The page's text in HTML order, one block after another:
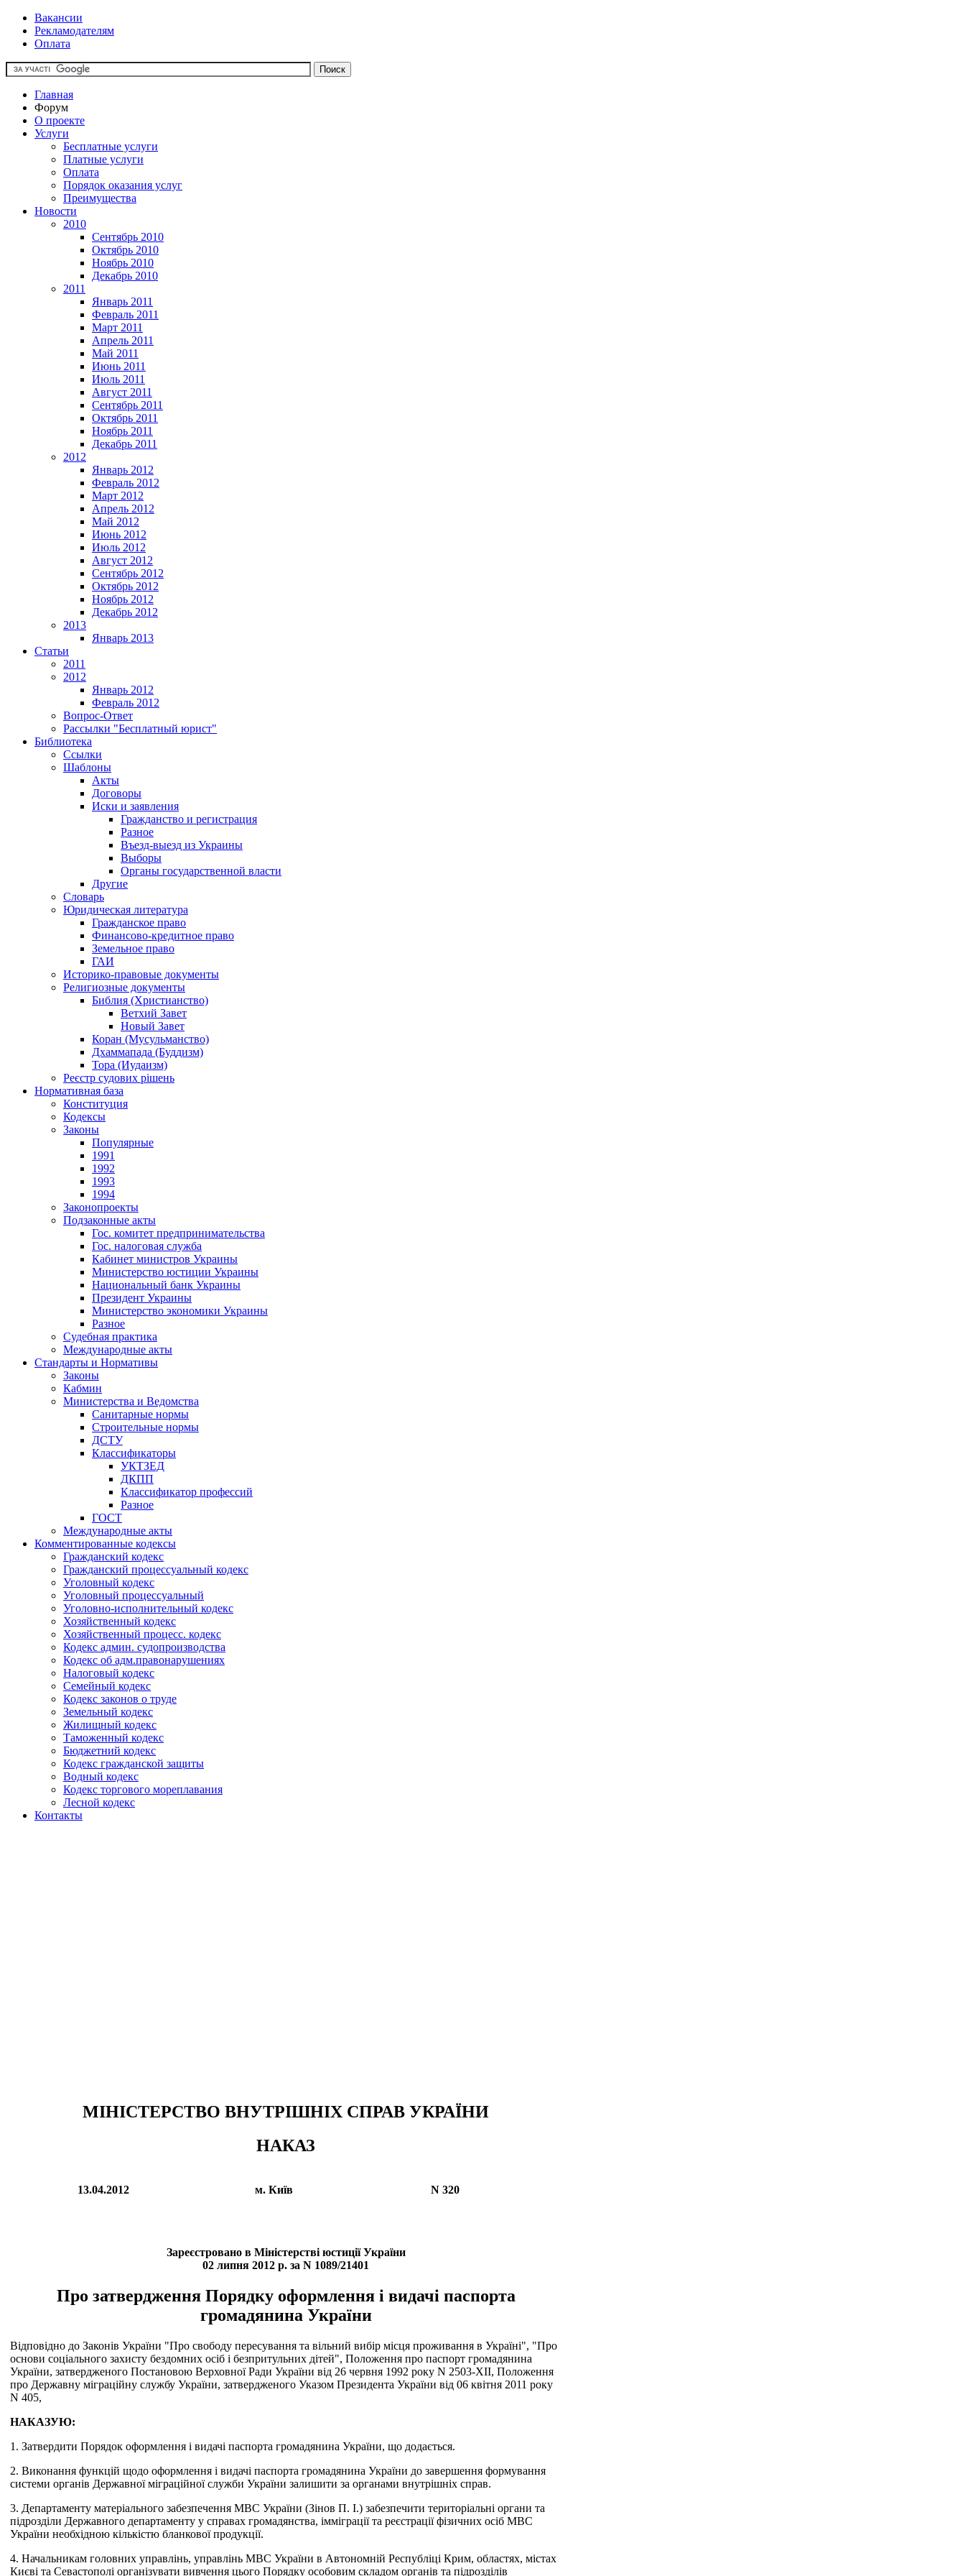
Вакансии
Рекламодателям
Оплата
Главная
Форум
О проекте
Услуги
Бесплатные услуги
Платные услуги
Оплата
Порядок оказания услуг
Преимущества
Новости
2010
Сентябрь 2010
Октябрь 2010
Ноябрь 2010
Декабрь 2010
2011
Январь 2011
Февраль 2011
Март 2011
Апрель 2011
Май 2011
Июнь 2011
Июль 2011
Август 2011
Сентябрь 2011
Октябрь 2011
Ноябрь 2011
Декабрь 2011
2012
Январь 2012
Февраль 2012
Март 2012
Апрель 2012
Май 2012
Июнь 2012
Июль 2012
Август 2012
Сентябрь 2012
Октябрь 2012
Ноябрь 2012
Декабрь 2012
2013
Январь 2013
Статьи
2011
2012
Январь 2012
Февраль 2012
Вопрос-Ответ
Рассылки "Бесплатный юрист"
Библиотека
Ссылки
Шаблоны
Акты
Договоры
Иски и заявления
Гражданство и регистрация
Разное
Въезд-выезд из Украины
Выборы
Органы государственной власти
Другие
Словарь
Юридическая литература
Гражданское право
Финансово-кредитное право
Земельное право
ГАИ
Историко-правовые документы
Религиозные документы
Библия (Христианство)
Ветхий Завет
Новый Завет
Коран (Мусульманство)
Дхаммапада (Буддизм)
Тора (Иудаизм)
Реєстр судових рішень
Нормативная база
Конституция
Кодексы
Законы
Популярные
1991
1992
1993
1994
Законопроекты
Подзаконные акты
Гос. комитет предпринимательства
Гос. налоговая служба
Кабинет министров Украины
Министерство юстиции Украины
Национальный банк Украины
Президент Украины
Министерство экономики Украины
Разное
Судебная практика
Международные акты
Стандарты и Нормативы
Законы
Кабмин
Министерства и Ведомства
Санитарные нормы
Строительные нормы
ДСТУ
Классификаторы
УКТЗЕД
ДКПП
Классификатор профессий
Разное
ГОСТ
Международные акты
Комментированные кодексы
Гражданский кодекс
Гражданский процессуальный кодекс
Уголовный кодекс
Уголовный процессуальный
Уголовно-исполнительный кодекс
Хозяйственный кодекс
Хозяйственный процесс. кодекс
Кодекс админ. судопроизводства
Кодекс об адм.правонарушениях
Налоговый кодекс
Семейный кодекс
Кодекс законов о труде
Земельный кодекс
Жилищный кодекс
Таможенный кодекс
Бюджетний кодекс
Кодекс гражданской защиты
Водный кодекс
Кодекс торгового мореплавания
Лесной кодекс
Контакты
МІНІСТЕРСТВО ВНУТРІШНІХ СПРАВ УКРАЇНИ
НАКАЗ
13.04.2012 м. Київ N 320
Зареєстровано в Міністерстві юстиції України
02 липня 2012 р. за N 1089/21401
Про затвердження Порядку оформлення і видачі паспорта
громадянина України
Відповідно до Законів України "Про свободу пересування та вільний вибір місця проживання в Україні", "Про
основи соціального захисту бездомних осіб і безпритульних дітей", Положення про паспорт громадянина
України, затвердженого Постановою Верховної Ради України від 26 червня 1992 року N 2503-XII, Положення
про Державну міграційну службу України, затвердженого Указом Президента України від 06 квітня 2011 року
N 405,
НАКАЗУЮ:
1. Затвердити Порядок оформлення і видачі паспорта громадянина України, що додається.
2. Виконання функцій щодо оформлення і видачі паспорта громадянина України до завершення формування
системи органів Державної міграційної служби України залишити за органами внутрішніх справ.
3. Департаменту матеріального забезпечення МВС України (Зінов П. І.) забезпечити територіальні органи та
підрозділи Державного департаменту у справах громадянства, імміграції та реєстрації фізичних осіб МВС
України необхідною кількістю бланкової продукції.
4. Начальникам головних управлінь, управлінь МВС України в Автономній Республіці Крим, областях, містах
Києві та Севастополі організувати вивчення цього Порядку особовим складом органів та підрозділів